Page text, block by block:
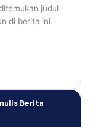
judul
di berita ini.
Berita